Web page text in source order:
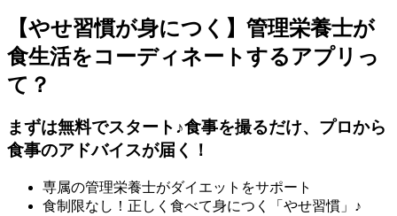
【やせ習慣が身につく】管理栄養士が
食生活をコーディネートするアプリっ
て？
まずは無料でスタート♪食事を撮るだけ、プロから
食事のアドバイスが届く！
専属の管理栄養士がダイエットをサポート
食制限なし！正しく食べて身につく「やせ習慣」♪